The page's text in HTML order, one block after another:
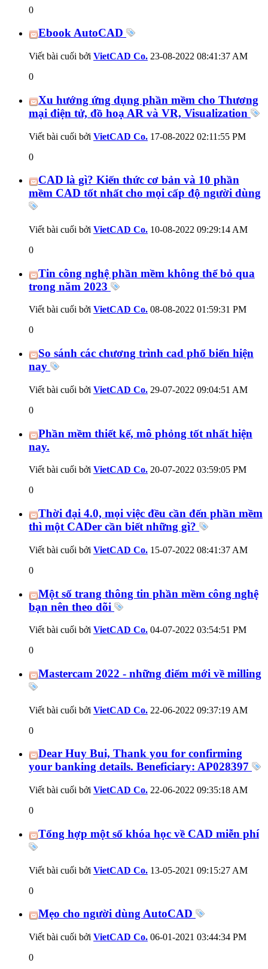
0
Ebook AutoCAD
Viết bài cuối bởi VietCAD Co. 23-08-2022 08:41:37 AM
0
Xu hướng ứng dụng phần mềm cho Thương
mại điện tử, đồ hoạ AR và VR, Visualization
Viết bài cuối bởi VietCAD Co. 17-08-2022 02:11:55 PM
0
CAD là gì? Kiến thức cơ bản và 10 phần
mềm CAD tốt nhất cho mọi cấp độ người dùng
Viết bài cuối bởi VietCAD Co. 10-08-2022 09:29:14 AM
0
Tin công nghệ phần mềm không thể bỏ qua
trong năm 2023
Viết bài cuối bởi VietCAD Co. 08-08-2022 01:59:31 PM
0
So sánh các chương trình cad phổ biến hiện
nay
Viết bài cuối bởi VietCAD Co. 29-07-2022 09:04:51 AM
0
Phần mềm thiết kế, mô phỏng tốt nhất hiện
nay.
Viết bài cuối bởi VietCAD Co. 20-07-2022 03:59:05 PM
0
Thời đại 4.0, mọi việc đều cần đến phần mềm
thì một CADer cần biết những gì?
Viết bài cuối bởi VietCAD Co. 15-07-2022 08:41:37 AM
0
Một số trang thông tin phần mềm công nghệ
bạn nên theo dõi
Viết bài cuối bởi VietCAD Co. 04-07-2022 03:54:51 PM
0
Mastercam 2022 - những điểm mới về milling
Viết bài cuối bởi VietCAD Co. 22-06-2022 09:37:19 AM
0
Dear Huy Bui, Thank you for confirming
your banking details. Beneficiary: AP028397
Viết bài cuối bởi VietCAD Co. 22-06-2022 09:35:18 AM
0
Tổng hợp một số khóa học về CAD miễn phí
Viết bài cuối bởi VietCAD Co. 13-05-2021 09:15:27 AM
0
Mẹo cho người dùng AutoCAD
Viết bài cuối bởi VietCAD Co. 06-01-2021 03:44:34 PM
0